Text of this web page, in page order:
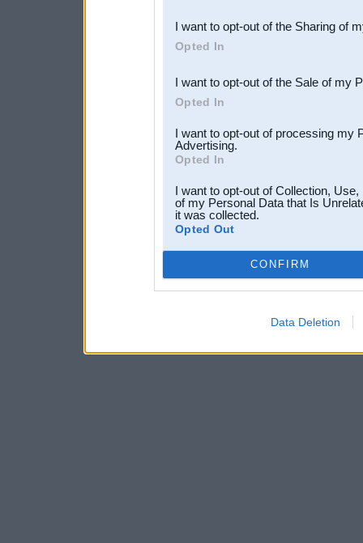
Downstream Participants
third parties.
I want to opt-out of the Sharing of
Opted In
I want to opt-out of the Sale of my
Opted In
I want to opt-out of processing my
Advertising.
Opted In
I want to opt-out of Collection,
of my Personal Data that Is
it was collected.
Opted Out
CONFIRM
Data Deletion